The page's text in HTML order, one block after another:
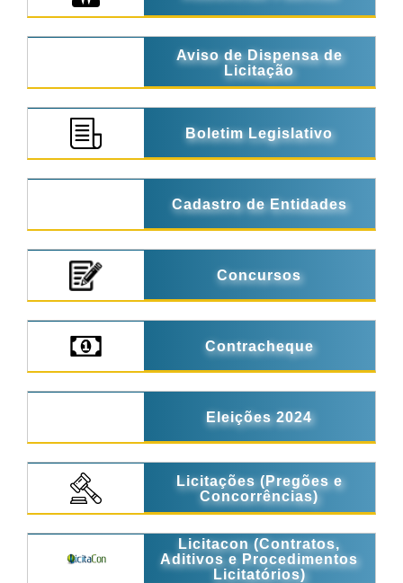
Aviso de Dispensa de
Licitação
Boletim Legislativo
Cadastro de Entidades
Concursos
Contracheque
Eleições 2024
Licitações (Pregões e
Concorrências)
Licitacon (Contratos,
Aditivos e Procedimentos
Licitatórios)